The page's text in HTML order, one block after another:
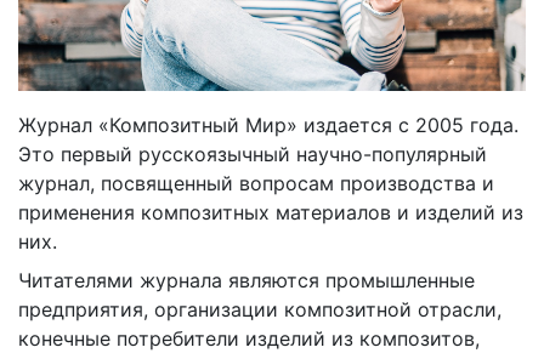
Журнал «Композитный Мир» издается с 2005 года.
Это первый русскоязычный научно-популярный
журнал, посвященный вопросам производства и
применения композитных материалов и изделий из
них.
Читателями журнала являются промышленные
предприятия, организации композитной отрасли,
конечные потребители изделий из композитов,